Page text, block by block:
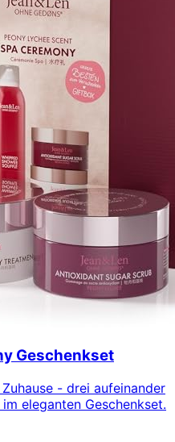
Geschenkset
- drei aufeinander
eleganten Geschenkset.